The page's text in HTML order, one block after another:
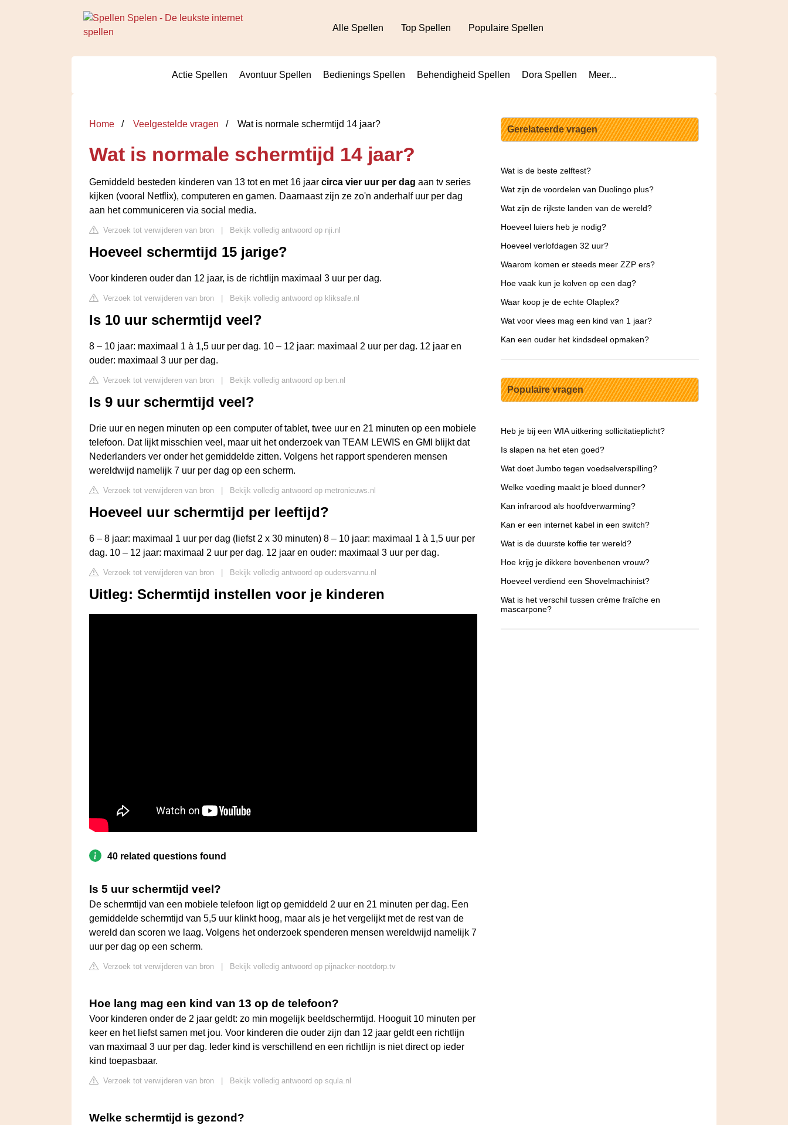
Alle Spellen Top Spellen Populaire Spellen
Actie Spellen Avontuur Spellen Bedienings Spellen Behendigheid Spellen Dora Spellen Meer...
Home Veelgestelde vragen Wat is normale schermtijd 14 jaar?
Wat is normale schermtijd 14 jaar?
Gemiddeld besteden kinderen van 13 tot en met 16 jaar circa vier uur per dag aan tv series
kijken (vooral Netflix), computeren en gamen. Daarnaast zijn ze zo'n anderhalf uur per dag
aan het communiceren via social media.
Verzoek tot verwijderen van bron Bekijk volledig antwoord op nji.nl
Hoeveel schermtijd 15 jarige?
Voor kinderen ouder dan 12 jaar, is de richtlijn maximaal 3 uur per dag.
Verzoek tot verwijderen van bron Bekijk volledig antwoord op kliksafe.nl
Is 10 uur schermtijd veel?
8 – 10 jaar: maximaal 1 à 1,5 uur per dag. 10 – 12 jaar: maximaal 2 uur per dag. 12 jaar en
ouder: maximaal 3 uur per dag.
Verzoek tot verwijderen van bron Bekijk volledig antwoord op ben.nl
Is 9 uur schermtijd veel?
Drie uur en negen minuten op een computer of tablet, twee uur en 21 minuten op een mobiele
telefoon. Dat lijkt misschien veel, maar uit het onderzoek van TEAM LEWIS en GMI blijkt dat
Nederlanders ver onder het gemiddelde zitten. Volgens het rapport spenderen mensen
wereldwijd namelijk 7 uur per dag op een scherm.
Verzoek tot verwijderen van bron Bekijk volledig antwoord op metronieuws.nl
Hoeveel uur schermtijd per leeftijd?
6 – 8 jaar: maximaal 1 uur per dag (liefst 2 x 30 minuten) 8 – 10 jaar: maximaal 1 à 1,5 uur per
dag. 10 – 12 jaar: maximaal 2 uur per dag. 12 jaar en ouder: maximaal 3 uur per dag.
Verzoek tot verwijderen van bron Bekijk volledig antwoord op oudersvannu.nl
Uitleg: Schermtijd instellen voor je kinderen
40 related questions found
Is 5 uur schermtijd veel?
De schermtijd van een mobiele telefoon ligt op gemiddeld 2 uur en 21 minuten per dag. Een
gemiddelde schermtijd van 5,5 uur klinkt hoog, maar als je het vergelijkt met de rest van de
wereld dan scoren we laag. Volgens het onderzoek spenderen mensen wereldwijd namelijk 7
uur per dag op een scherm.
Verzoek tot verwijderen van bron Bekijk volledig antwoord op pijnacker-nootdorp.tv
Hoe lang mag een kind van 13 op de telefoon?
Voor kinderen onder de 2 jaar geldt: zo min mogelijk beeldschermtijd. Hooguit 10 minuten per
keer en het liefst samen met jou. Voor kinderen die ouder zijn dan 12 jaar geldt een richtlijn
van maximaal 3 uur per dag. Ieder kind is verschillend en een richtlijn is niet direct op ieder
kind toepasbaar.
Verzoek tot verwijderen van bron Bekijk volledig antwoord op squla.nl
Welke schermtijd is gezond?
Gerelateerde vragen
Wat is de beste zelftest?
Wat zijn de voordelen van Duolingo plus?
Wat zijn de rijkste landen van de wereld?
Hoeveel luiers heb je nodig?
Hoeveel verlofdagen 32 uur?
Waarom komen er steeds meer ZZP ers?
Hoe vaak kun je kolven op een dag?
Waar koop je de echte Olaplex?
Wat voor vlees mag een kind van 1 jaar?
Kan een ouder het kindsdeel opmaken?
Populaire vragen
Heb je bij een WIA uitkering sollicitatieplicht?
Is slapen na het eten goed?
Wat doet Jumbo tegen voedselverspilling?
Welke voeding maakt je bloed dunner?
Kan infrarood als hoofdverwarming?
Kan er een internet kabel in een switch?
Wat is de duurste koffie ter wereld?
Hoe krijg je dikkere bovenbenen vrouw?
Hoeveel verdiend een Shovelmachinist?
Wat is het verschil tussen crème fraîche en
mascarpone?